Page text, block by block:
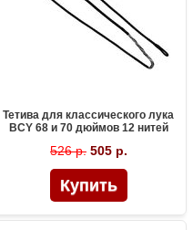
Тетива для классического лука
BCY 68 и 70 дюймов 12 нитей
526 р. 505 р.